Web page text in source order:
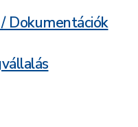
Dokumentációk